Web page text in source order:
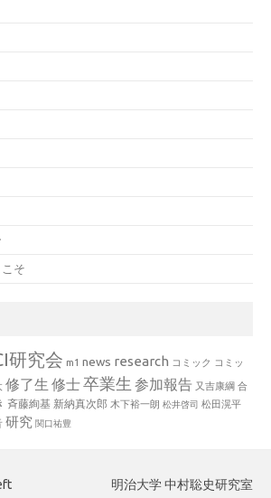
そ
研究会 m1 news research コミック コミッ
修了生 修士卒業生 参加報告 又吉康綱 合
斉藤絢基 新納真次郎 木下裕一朗 松井啓司 松田滉平
研究 関口祐豊
明治大学 中村聡史研究室